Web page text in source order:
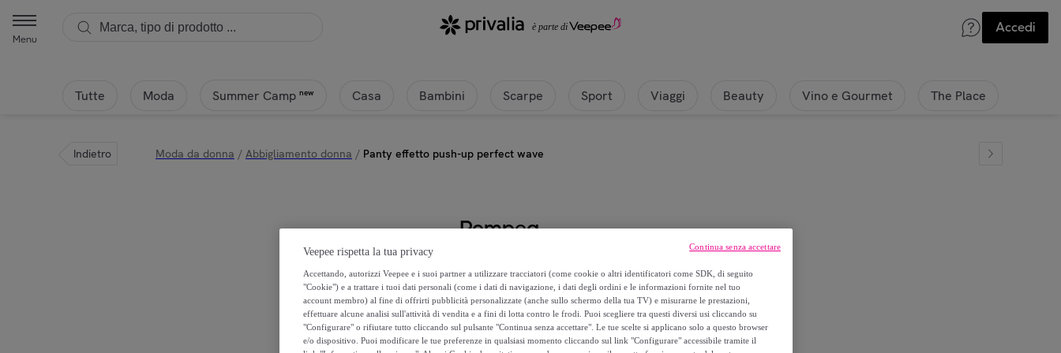
Menu
Accedi
Tutte Moda Summer Camp new Casa Bambini Scarpe Sport Viaggi Beauty Vino e Gourmet The Place
Indietro Moda da donna / Abbigliamento donna / Panty effetto push-up perfect wave
Pompea
22,50 €
45,00 €
Veepee rispetta la tua privacy
Accettando, autorizzi Veepee e i suoi partner a utilizzare tracciatori (come cookie o altri identificatori come SDK, di seguito
"Cookie") e a trattare i tuoi dati personali (come i dati di navigazione, i dati degli ordini e le informazioni fornite nel tuo
account membro) al fine di offrirti pubblicità personalizzate (anche sullo schermo della tua TV) e misurarne le prestazioni,
effettuare alcune analisi sull'attività di vendita e a fini di lotta contro le frodi. Puoi scegliere tra questi diversi usi cliccando su
"Configurare" o rifiutare tutto cliccando sul pulsante "Continua senza accettare". Le tue scelte si applicano solo a questo browser
e/o dispositivo. Puoi modificare le tue preferenze in qualsiasi momento cliccando sul link "Configurare" accessibile tramite il
Continua senza accettare